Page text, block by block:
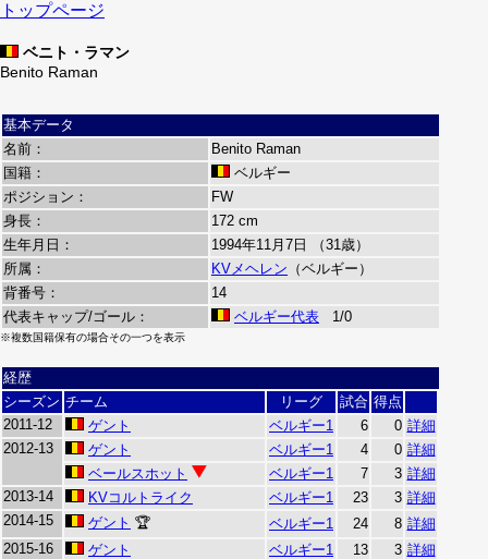
トップページ
ベニト・ラマン
Benito Raman
基本データ
名前：
Benito Raman
国籍：
ベルギー
ポジション：
FW
身長：
172 cm
生年月日：
1994年11月7日 （31歳）
所属：
KVメヘレン （ベルギー）
背番号：
14
代表キャップ/ゴール：
ベルギー代表 1/0
※複数国籍保有の場合その一つを表示
経歴
シーズン チーム リーグ 試合 得点
2011-12
ゲント ベルギー1 6 0 詳細
2012-13
ゲント ベルギー1 4 0 詳細
ベールスホット
ベルギー1 7 3 詳細
2013-14
KVコルトライク ベルギー1 23 3 詳細
2014-15
ゲント 🏆 ベルギー1 24 8 詳細
2015-16
ゲント ベルギー1 13 3 詳細